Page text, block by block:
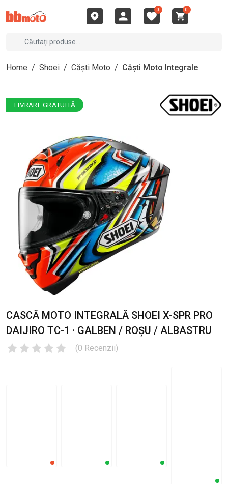
0 0
Home / Shoei / Căști Moto / Căști Moto Integrale
LIVRARE GRATUITĂ
CASCĂ MOTO INTEGRALĂ SHOEI X-SPR PRO
DAIJIRO TC-1 · GALBEN / ROȘU / ALBASTRU
(0 Recenzii)